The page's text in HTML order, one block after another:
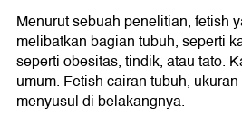
Menurut sebuah penelitian, fetish
melibatkan bagian tubuh, seperti
seperti obesitas, tindik, atau tato.
umum. Fetish cairan tubuh,
menyusul di belakangnya.